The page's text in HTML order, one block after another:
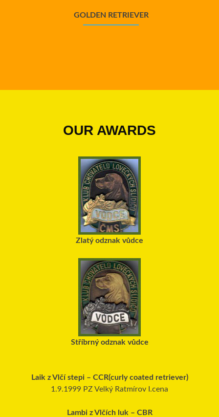
GOLDEN RETRIEVER
OUR AWARDS
Zlatý odznak vůdce
Stříbrný odznak vůdce
Laik z Vlčí stepi – CCR(curly coated retriever)
1.9.1999 PZ Velký Ratmírov I.cena
Lambi z Vlčích luk – CBR